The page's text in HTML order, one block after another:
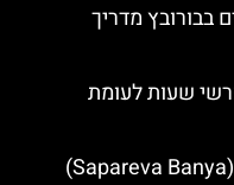
בבורובץ מדריך
שעות לעומת
בריכות תרמיות בספארבה בניה (Sapareva Banya)